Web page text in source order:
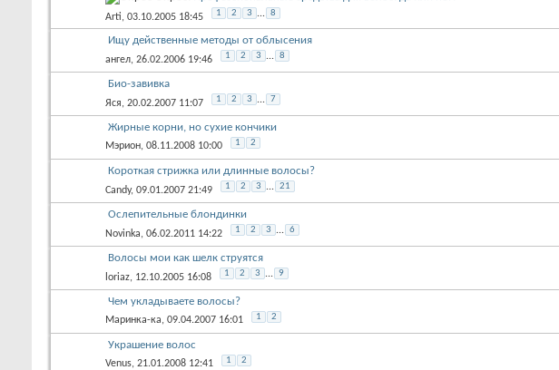
Arti, 03.10.2005 18:45 1 2 3 ... 8
Ищу действенные методы от облысения
ангел, 26.02.2006 19:46 1 2 3 ... 8
Био-завивка
Яся, 20.02.2007 11:07 1 2 3 ... 7
Жирные корни, но сухие кончики
Мэрион, 08.11.2008 10:00 1 2
Короткая стрижка или длинные волосы?
Candy, 09.01.2007 21:49 1 2 3 ... 21
Ослепительные блондинки
Novinka, 06.02.2011 14:22 1 2 3 ... 6
Волосы мои как шелк струятся
loriaz, 12.10.2005 16:08 1 2 3 ... 9
Чем укладываете волосы?
Маринка-ка, 09.04.2007 16:01 1 2
Украшение волос
Venus, 21.01.2008 12:41 1 2